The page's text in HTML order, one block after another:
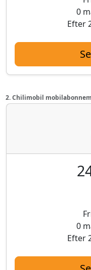
0
Efter
2. Chilimobil
0
Efter